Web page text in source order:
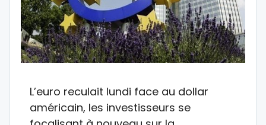
L’euro reculait lundi face au dollar
américain, les investisseurs se